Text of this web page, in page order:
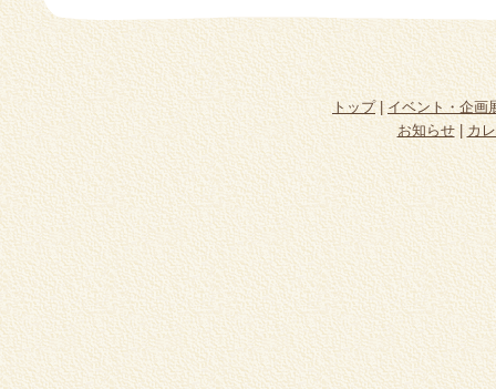
トップ|イベント・企画
お知らせ| カ